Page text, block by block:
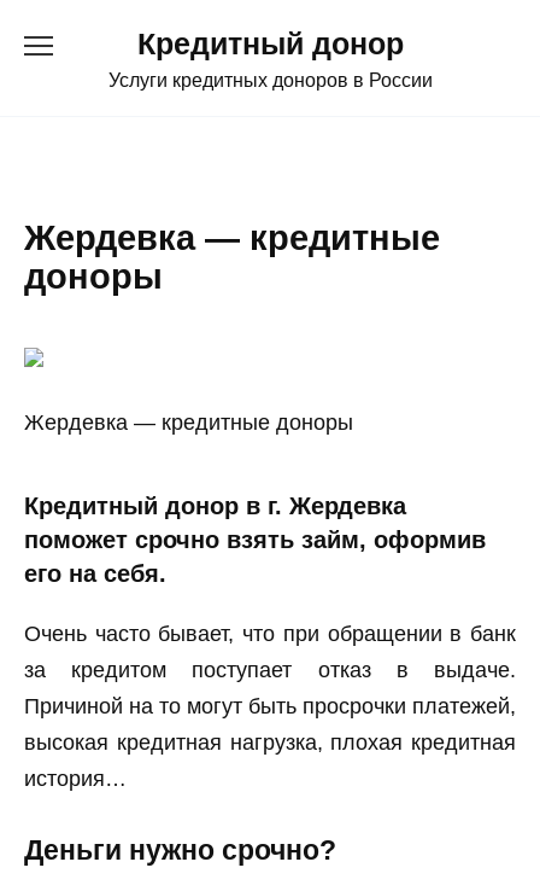
содержанию
Кредитный донор
Услуги кредитных доноров в России
Жердевка — кредитные
доноры
Жердевка — кредитные доноры
Кредитный донор в г. Жердевка
поможет срочно взять займ, оформив
его на себя.
Очень часто бывает, что при обращении в банк
за кредитом поступает отказ в выдаче.
Причиной на то могут быть просрочки платежей,
высокая кредитная нагрузка, плохая кредитная
история…
Деньги нужно срочно?